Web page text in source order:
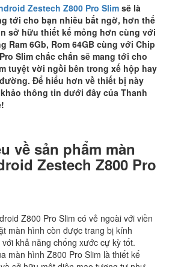
Zestech Z800 Pro Slim sẽ là
tới cho bạn nhiều bất ngờ, hơn thế
sở hữu thiết kế mỏng hơn cùng với
Ram 6Gb, Rom 64GB cùng với Chip
Slim chắc chắn sẽ mang tới cho
tuyệt vời ngồi bên trong xế hộp hay
Để hiểu hơn về thiết bị này
thông tin dưới đây của Thanh
về sản phẩm màn
Zestech Z800 Pro
Z800 Pro Slim có vẻ ngoài với viền
màn hình còn được trang bị kính
khả năng chống xước cự kỳ tốt.
màn hình Z800 Pro Slim là thiết kế